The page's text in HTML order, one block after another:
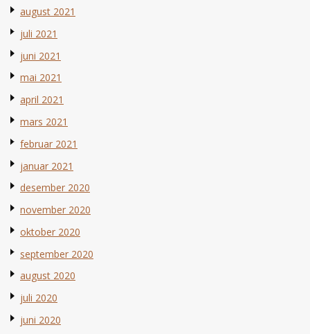
august 2021
juli 2021
juni 2021
mai 2021
april 2021
mars 2021
februar 2021
januar 2021
desember 2020
november 2020
oktober 2020
september 2020
august 2020
juli 2020
juni 2020